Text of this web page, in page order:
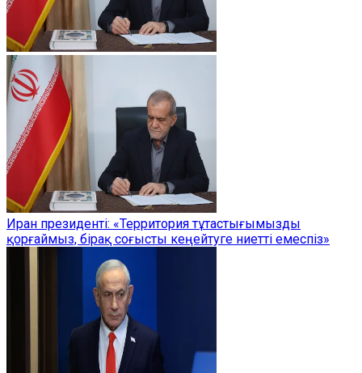
Иран президенті: «Территория тұтастығымызды
қорғаймыз, бірақ соғысты кеңейтуге ниетті емеспіз»